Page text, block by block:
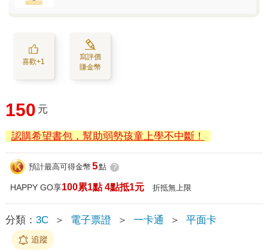
喜歡+1
寫評價
賺金幣
150 元
認購希望書包，幫助弱勢孩童上學不中斷！
預計最高可得金幣 5點 ?
HAPPY GO享100累1點 4點抵1元 折抵無上限
分類： 3C ＞ 電子票證 ＞ 一卡通 ＞ 平面卡
追蹤